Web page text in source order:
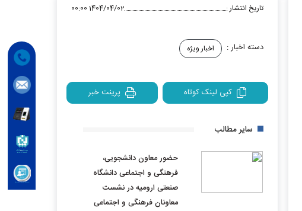
تاریخ انتشار : 1404/04/02 00:00
دسته اخبار : اخبار ویژه
کپی لینک کوتاه پرینت خبر
سایر مطالب
حضور معاون دانشجویی،
فرهنگی و اجتماعی دانشگاه
صنعتی ارومیه در نشست
معاونان فرهنگی و اجتماعی